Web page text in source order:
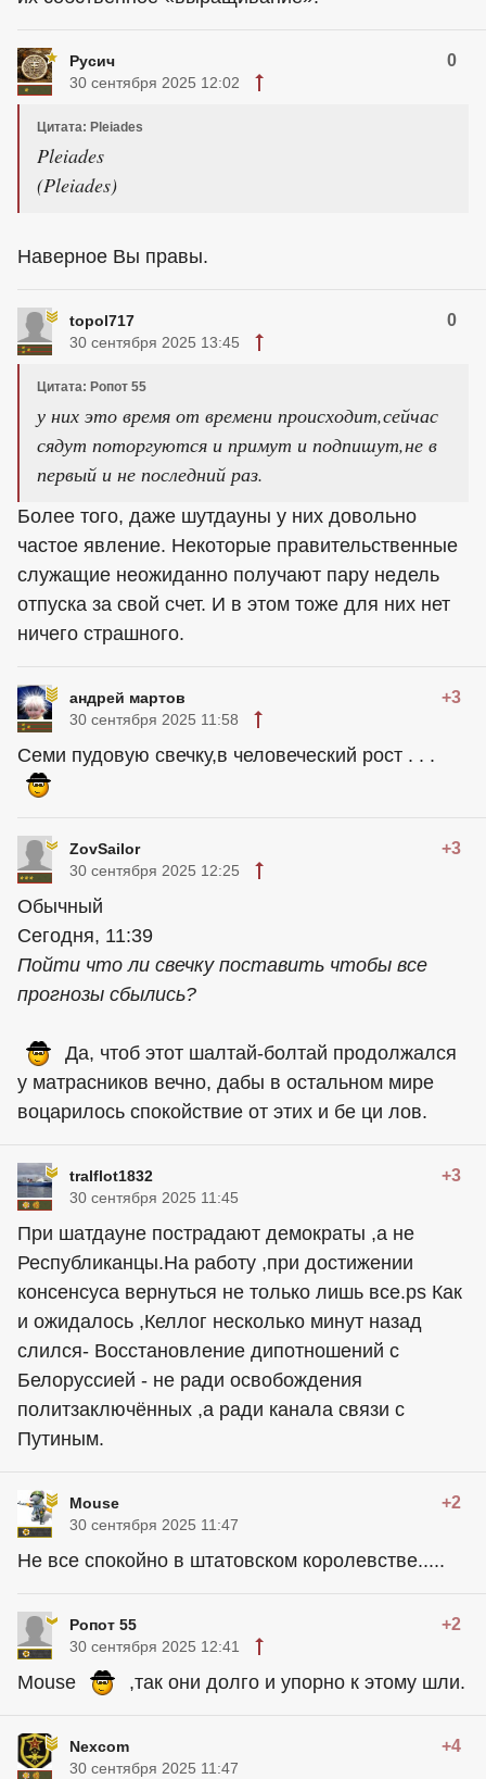
Русич 0
30 сентября 2025 12:02
Цитата: Pleiades
Pleiades
(Pleiades)
Наверное Вы правы.
topol717 0
30 сентября 2025 13:45
Цитата: Ропот 55
у них это время от времени происходит,сейчас
сядут поторгуются и примут и подпишут,не в
первый и не последний раз.
Более того, даже шутдауны у них довольно
частое явление. Некоторые правительственные
служащие неожиданно получают пару недель
отпуска за свой счет. И в этом тоже для них нет
ничего страшного.
андрей мартов +3
30 сентября 2025 11:58
Семи пудовую свечку,в человеческий рост . . .
ZovSailor +3
30 сентября 2025 12:25
Обычный
Сегодня, 11:39
Пойти что ли свечку поставить чтобы все
прогнозы сбылись?
Да, чтоб этот шалтай-болтай продолжался
у матрасников вечно, дабы в остальном мире
воцарилось спокойствие от этих и бе ци лов.
tralflot1832 +3
30 сентября 2025 11:45
При шатдауне пострадают демократы ,а не
Республиканцы.На работу ,при достижении
консенсуса вернуться не только лишь все.ps Как
и ожидалось ,Келлог несколько минут назад
слился- Восстановление дипотношений с
Белоруссией - не ради освобождения
политзаключённых ,а ради канала связи с
Путиным.
Mouse +2
30 сентября 2025 11:47
Не все спокойно в штатовском королевстве.....
Ропот 55 +2
30 сентября 2025 12:41
Mouse ,так они долго и упорно к этому шли.
Nexcom +4
30 сентября 2025 11:47